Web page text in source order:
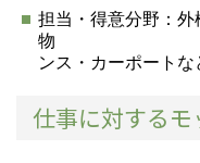
担当・得意分野：
物 （ウ
ンス・カーポートな
仕事に対するモ